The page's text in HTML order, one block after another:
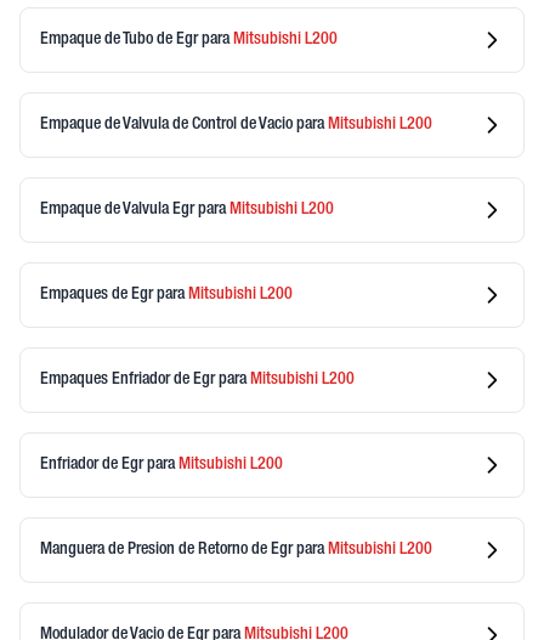
Empaque de Tubo de Egrpara Mitsubishi L200
Empaque de Valvula de Control de Vacio para Mitsubishi L200
Empaque de Valvula Egrpara Mitsubishi L200
Empaques de Egrpara Mitsubishi L200
Empaques Enfriador de Egrpara Mitsubishi L200
Enfriador de Egrpara Mitsubishi L200
Manguera de Presion de Retorno de Egrpara Mitsubishi L200
Modulador de Vacio de Egrpara Mitsubishi L200